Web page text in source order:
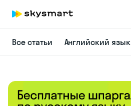
Все статьи Английский язык